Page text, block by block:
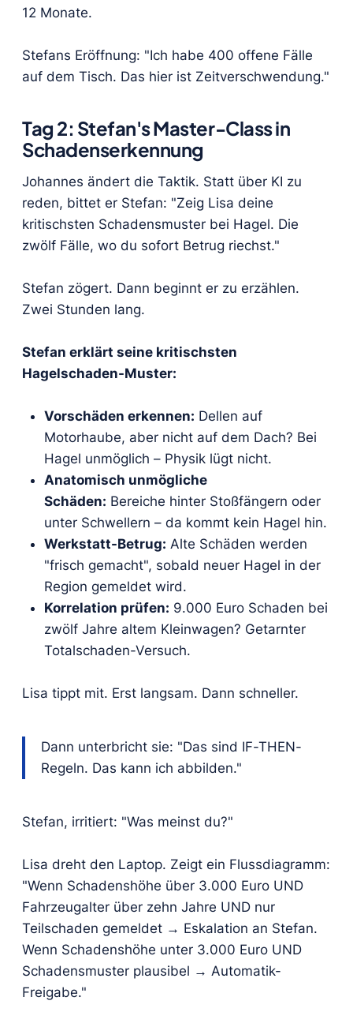
12 Monate.
Stefans Eröffnung: "Ich habe 400 offene Fälle
auf dem Tisch. Das hier ist Zeitverschwendung."
Tag 2: Stefan's Master-Class in
Schadenserkennung
Johannes ändert die Taktik. Statt über KI zu
reden, bittet er Stefan: "Zeig Lisa deine
kritischsten Schadensmuster bei Hagel. Die
zwölf Fälle, wo du sofort Betrug riechst."
Stefan zögert. Dann beginnt er zu erzählen.
Zwei Stunden lang.
Stefan erklärt seine kritischsten
Hagelschaden-Muster:
Vorschäden erkennen: Dellen auf
Motorhaube, aber nicht auf dem Dach? Bei
Hagel unmöglich – Physik lügt nicht.
Anatomisch unmögliche
Schäden: Bereiche hinter Stoßfängern oder
unter Schwellern – da kommt kein Hagel hin.
Werkstatt-Betrug: Alte Schäden werden
"frisch gemacht", sobald neuer Hagel in der
Region gemeldet wird.
Korrelation prüfen: 9.000 Euro Schaden bei
zwölf Jahre altem Kleinwagen? Getarnter
Totalschaden-Versuch.
Lisa tippt mit. Erst langsam. Dann schneller.
Dann unterbricht sie: "Das sind IF-THEN-
Regeln. Das kann ich abbilden."
Stefan, irritiert: "Was meinst du?"
Lisa dreht den Laptop. Zeigt ein Flussdiagramm:
"Wenn Schadenshöhe über 3.000 Euro UND
Fahrzeugalter über zehn Jahre UND nur
Teilschaden gemeldet → Eskalation an Stefan.
Wenn Schadenshöhe unter 3.000 Euro UND
Schadensmuster plausibel → Automatik-
Freigabe."